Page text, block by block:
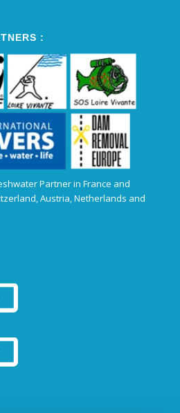
:
Partner in France and
Austria, Netherlands and